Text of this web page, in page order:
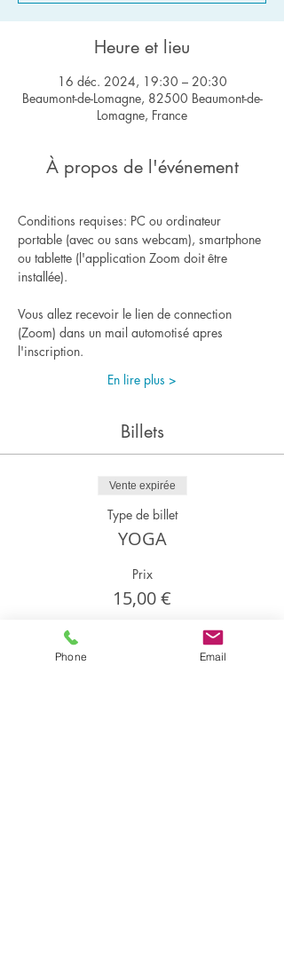
Heure et lieu
16 déc. 2024, 19:30 – 20:30
Beaumont-de-Lomagne, 82500 Beaumont-de-
Lomagne, France
À propos de l'événement
Conditions requises: PC ou ordinateur
portable (avec ou sans webcam), smartphone
ou tablette (l'application Zoom doit être
installée).
Vous allez recevoir le lien de connection
(Zoom) dans un mail automotisé apres
l'inscription.
En lire plus >
Billets
Vente expirée
Type de billet
YOGA
Prix
15,00 €
Phone Email